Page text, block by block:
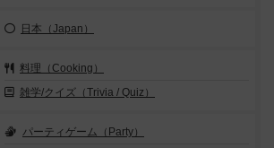
日本（Japan）
料理（Cooking）
雑学/クイズ（Trivia / Quiz）
パーティゲーム（Party）